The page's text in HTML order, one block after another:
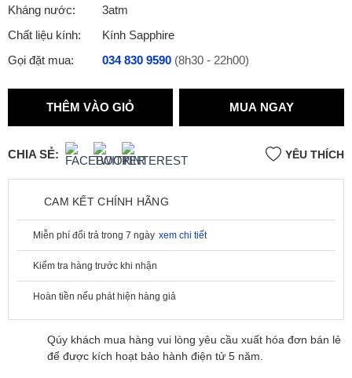
Kháng nước:
3atm
Chất liệu kính:
Kính Sapphire
Gọi đặt mua:
034 830 9590 (8h30 - 22h00)
THÊM VÀO GIỎ MUA NGAY
CHIA SẺ: YÊU THÍCH
CAM KẾT CHÍNH HÃNG
Miễn phí đổi trả trong 7 ngày xem chi tiết
Kiểm tra hàng trước khi nhận
Hoàn tiền nếu phát hiện hàng giả
Qúy khách mua hàng vui lòng yêu cầu xuất hóa đơn bán lẻ
để được kích hoạt bảo hành điện tử 5 năm.